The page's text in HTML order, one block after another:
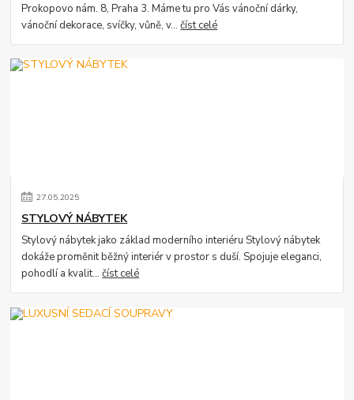
Prokopovo nám. 8, Praha 3. Máme tu pro Vás vánoční dárky,
vánoční dekorace, svíčky, vůně, v...číst celé
27.05.2025
STYLOVÝ NÁBYTEK
Stylový nábytek jako základ moderního interiéru Stylový nábytek
dokáže proměnit běžný interiér v prostor s duší. Spojuje eleganci,
pohodlí a kvalit...číst celé